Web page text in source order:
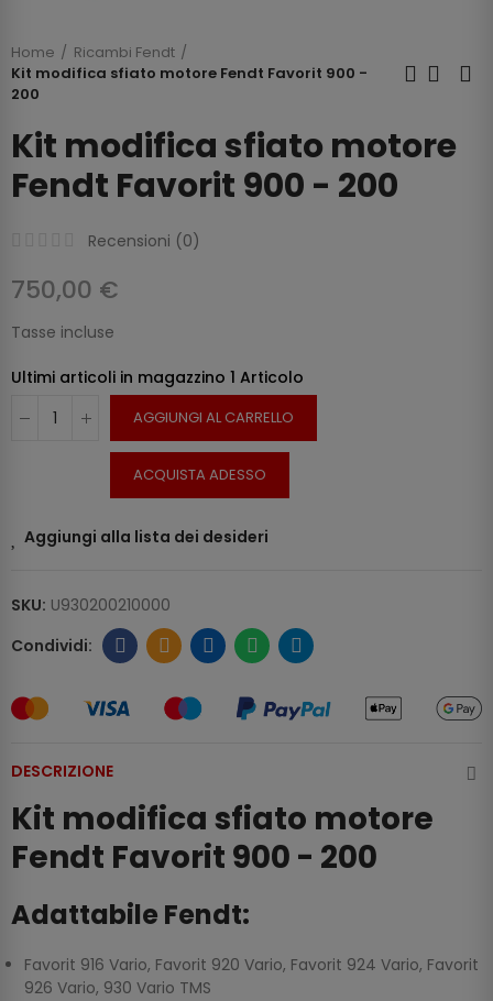
Home
Ricambi Fendt
Kit modifica sfiato motore Fendt Favorit 900 -
200
Kit modifica sfiato motore
Fendt Favorit 900 - 200
Recensioni (0)
750,00 €
Tasse incluse
Ultimi articoli in magazzino 1 Articolo
AGGIUNGI AL CARRELLO
ACQUISTA ADESSO
Aggiungi alla lista dei desideri
SKU: U930200210000
DESCRIZIONE
Kit modifica sfiato motore
Fendt Favorit 900 - 200
Adattabile Fendt:
Favorit 916 Vario, Favorit 920 Vario, Favorit 924 Vario, Favorit
926 Vario, 930 Vario TMS